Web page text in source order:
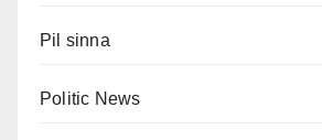
Pil sinna
Politic News